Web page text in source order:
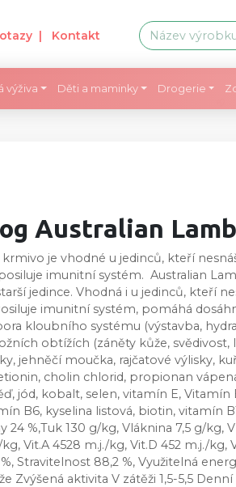
| Kontakt
výživa Děti a maminky Drogerie
Australian
je vhodné u jedinců, kteří
imunitní systém. Australian
jedince. Vhodná i u jedinců, kteří
imunitní systém, pomáhá
kloubního systému (výstavba,
obtížích (záněty kůže,
jehněčí moučka, rajčatové výlisky,
cholin chlorid, propionan
jód, kobalt, selen, vitamín E,
B6, kyselina listová, biotin, vitamín
%,Tuk 130 g/kg, Vláknina 7,5 g/kg,
Vit.A 4528 m.j./kg, Vit.D 452 m.j./
Stravitelnost 88,2 %, Využitelná
Zvýšená aktivita V zátěži 1,5-5,5